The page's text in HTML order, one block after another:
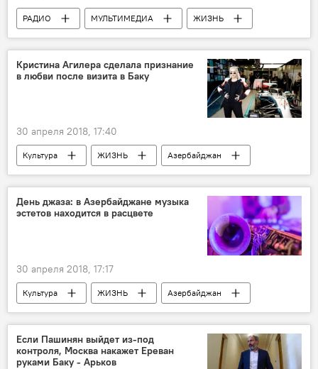
РАДИО МУЛЬТИМЕДИА
ЖИЗНЬ
Азербайджан
Спорт
Новости
Алексей Попов
Кристина Агилера сделала признание
в любви после визита в Баку
30 апреля 2018, 17:40
Культура ЖИЗНЬ
Азербайджан
Новости
Новости мира
Баку
Кристина Агилера
Признание
любовь
"Формула-1" в Баку: третий сезон
День джаза: в Азербайджане музыка
эстетов находится в расцвете
30 апреля 2018, 17:17
Культура ЖИЗНЬ
Азербайджан
События и даты
Новости
Джаз
музыка
эстеты
Если Пашинян выйдет из-под
контроля, Москва накажет Ереван
руками Баку - Арьков